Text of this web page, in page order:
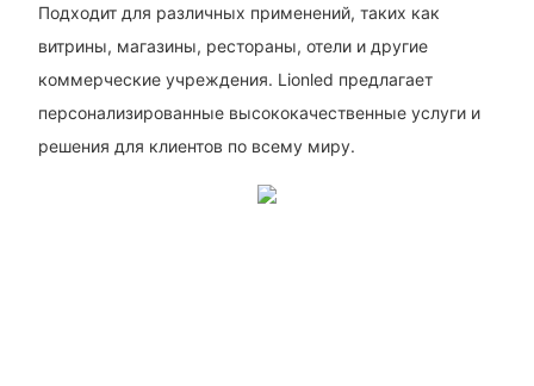
Подходит для различных применений, таких как
витрины, магазины, рестораны, отели и другие
коммерческие учреждения. Lionled предлагает
персонализированные высококачественные услуги и
решения для клиентов по всему миру.